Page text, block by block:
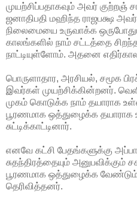
முயற்சிப்பதாகவும் அவர்
ஜனாதிபதி மஹிந்த ராஜபக்ஷ
நிலைமையை உருவாக்க
காலங்களில் நாம் சட்டத்தை
நாட்டியுள்ளோம். அதனை
பொருளாதார, அரசியல், சமூக
இவர்கள் முயற்சிக்கின்றனர்.
முகம் கொடுக்க நாம் தயாராக
பூரணமாக ஒத்துழைக்க
சுட்டிக்காட்டினார்.
எனவே கட்சி பேதங்களுக்கு
சுதந்திரத்தையும் அனுபவிக்கும்
பூரணமாக ஒத்துழைக்க
தெரிவித்தனர்.